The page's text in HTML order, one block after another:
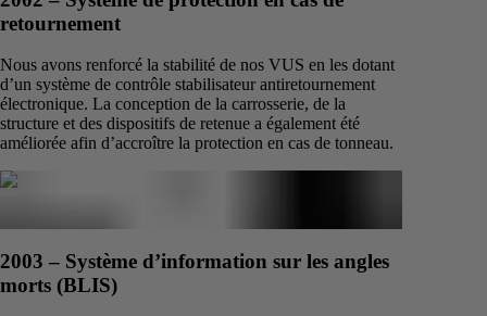
retournement
Nous avons renforcé la stabilité de nos VUS en les dotant
d’un système de contrôle stabilisateur antiretournement
électronique. La conception de la carrosserie, de la
structure et des dispositifs de retenue a également été
améliorée afin d’accroître la protection en cas de tonneau.
2003 – Système d’information sur les angles
morts (BLIS)